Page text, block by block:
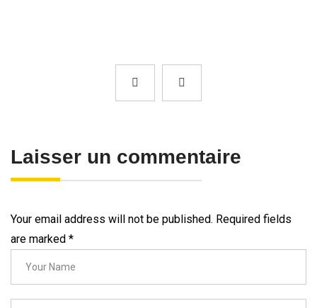
Laisser un commentaire
Your email address will not be published. Required fields
are marked *